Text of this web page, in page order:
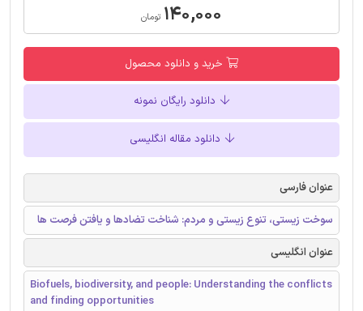
۱۴۰,۰۰۰ تومان
خرید و دانلود محصول
دانلود رایگان نمونه
دانلود مقاله انگلیسی
عنوان فارسی
سوخت زیستی، تنوع زیستی و مردم: شناخت تضادها و یافتن فرصت ها
عنوان انگلیسی
Biofuels, biodiversity, and people: Understanding the conflicts
and finding opportunities